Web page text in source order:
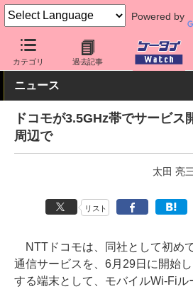
Powered by
カテゴリ 過去記事
ケータイ Watch キャリア ドコモ
ニュース
ドコモが3.5GHz帯でサービス
周辺で
太田 亮
リスト
NTTドコモは、同社として初め
通信サービスを、6月29日に開始
する端末として、モバイルWi-Fiル